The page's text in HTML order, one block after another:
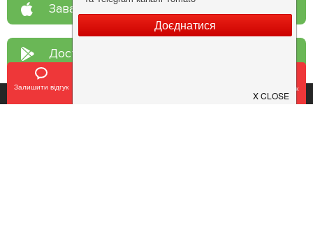
Залишити відгук Забронировать столик
Завантажте у
Доступно у